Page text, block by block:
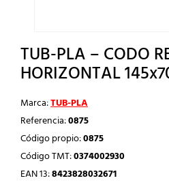
TUB-PLA – CODO
HORIZONTAL
Marca:TUB-PLA
Referencia:0875
Código propio:0875
Código TMT:0374002930
EAN 13:8423828032671